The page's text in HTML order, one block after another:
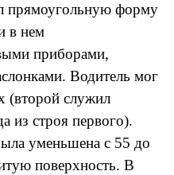
прямоугольную форму
в нем
приборами,
Водитель мог
(второй служил
из строя первого).
уменьшена с 55 до
поверхность. В